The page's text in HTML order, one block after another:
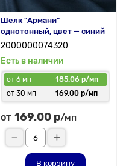
Шелк "Армани"
однотонный, цвет — синий
2000000074320
Есть в наличии
от 6 мп
185.06 р/мп
от 30 мп
169.00 р/мп
от 169.00 р/мп
В корзину